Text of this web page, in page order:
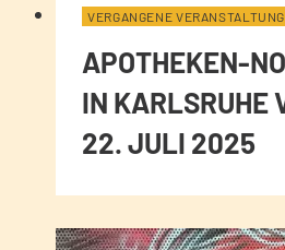
VERGANGENE VERANSTALTUNG
APOTHEKEN-
IN KARLSRUHE
22. JULI 2025